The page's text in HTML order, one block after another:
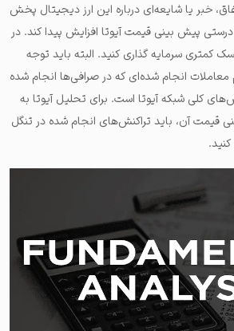
خبر یا شایعه‌ای درباره این ارز دیجیتال پخش
پیش بینی قیمت آیوتا افزایش پیدا کند. در
کمتری سرمایه گذاری کنید. البته باید توجه
انجام شده‌ای که در صرافی‌ها انجام شده
کلی شبکه آیوتا است. برای تحلیل آیوتا به
آن، باید تراکنش‌های انجام شده در تنگل